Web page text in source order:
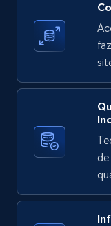
Category id,
Currency,
more.